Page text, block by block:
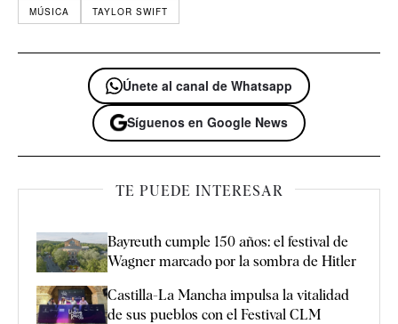
MÚSICA TAYLOR SWIFT
Únete al canal de Whatsapp
Síguenos en Google News
TE PUEDE INTERESAR
Bayreuth cumple 150 años: el festival de
Wagner marcado por la sombra de Hitler
Castilla-La Mancha impulsa la vitalidad
de sus pueblos con el Festival CLM